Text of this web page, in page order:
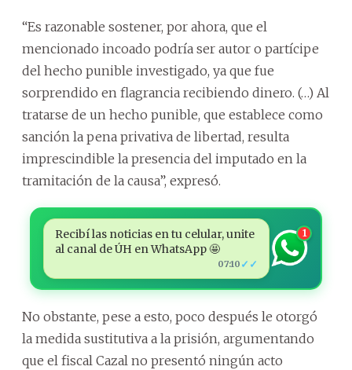
“Es razonable sostener, por ahora, que el
mencionado incoado podría ser autor o partícipe
del hecho punible investigado, ya que fue
sorprendido en flagrancia recibiendo dinero. (…) Al
tratarse de un hecho punible, que establece como
sanción la pena privativa de libertad, resulta
imprescindible la presencia del imputado en la
tramitación de la causa”, expresó.
Recibí las noticias en tu celular, unite
al canal de ÚH en WhatsApp 🤩
07:10 ✓✓
1
No obstante, pese a esto, poco después le otorgó
la medida sustitutiva a la prisión, argumentando
que el fiscal Cazal no presentó ningún acto